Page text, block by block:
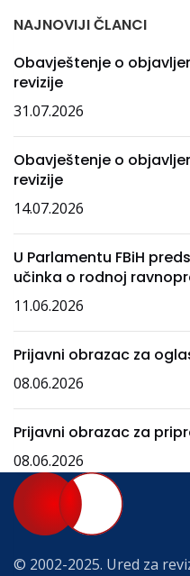
NAJNOVIJI ČLANCI
Obavještenje o
revizije
31.07.2026
Obavještenje o
revizije
14.07.2026
U Parlamentu FBiH
učinka o rodnoj
11.06.2026
Prijavni obrazac za
08.06.2026
Prijavni obrazac za
08.06.2026
© 2002-2025. Ured za